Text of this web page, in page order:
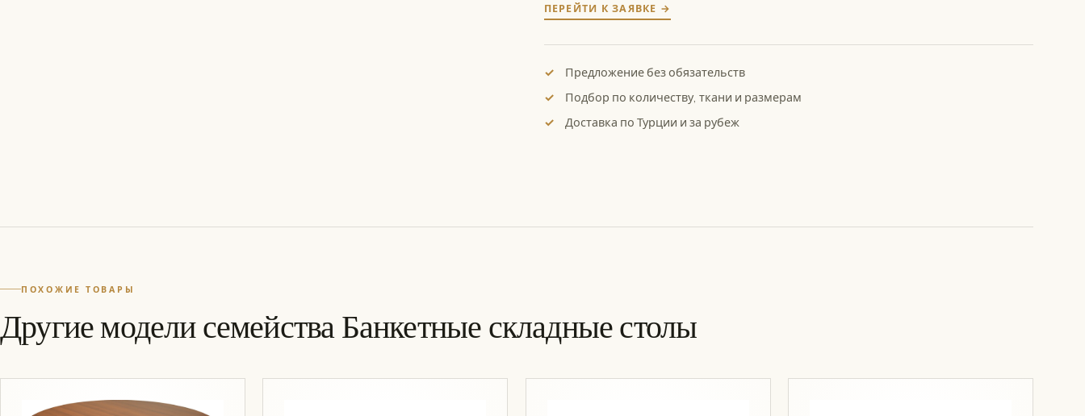
ПЕРЕЙТИ К ЗАЯВКЕ →
Предложение без обязательств
Подбор по количеству, ткани и размерам
Доставка по Турции и за рубеж
ПОХОЖИЕ ТОВАРЫ
Другие модели семейства Банкетные складные столы